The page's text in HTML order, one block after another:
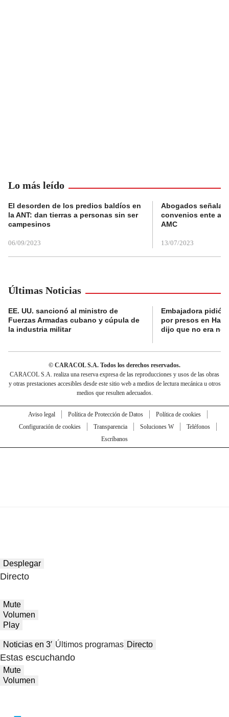
Lo más leído
El desorden de los predios baldíos en
la ANT: dan tierras a personas sin ser
campesinos
06/09/2023
Abogados
convenios ente
AMC
13/07/2023
Últimas Noticias
EE. UU. sancionó al ministro de
Fuerzas Armadas cubano y cúpula de
la industria militar
Embajadora pidió
por presos en
dijo que no era
© CARACOL S.A. Todos los derechos reservados.
CARACOL S.A. realiza una reserva expresa de las reproducciones y usos de las obras
y otras prestaciones accesibles desde este sitio web a medios de lectura mecánica u otros
medios que resulten adecuados.
Aviso legal Política de Protección de Datos
Política de cookies
Configuración de cookies
Transparencia Soluciones W
Teléfonos
Escríbanos
Desplegar
Directo
Mute
Volumen
Play
Noticias en 3′ Últimos programas Directo
Estas escuchando
Mute
Volumen